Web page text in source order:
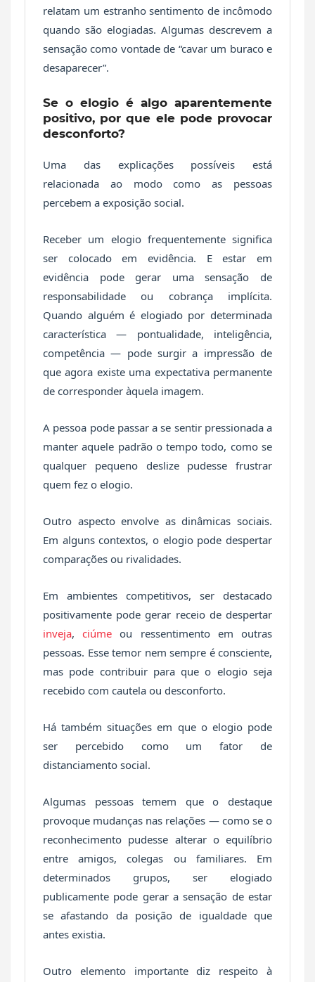
relatam um estranho sentimento de incômodo
quando são elogiadas. Algumas descrevem a
sensação como vontade de “cavar um buraco e
desaparecer”.
Se o elogio é algo aparentemente
positivo, por que ele pode provocar
desconforto?
Uma das explicações possíveis está
relacionada ao modo como as pessoas
percebem a exposição social.
Receber um elogio frequentemente significa
ser colocado em evidência. E estar em
evidência pode gerar uma sensação de
responsabilidade ou cobrança implícita.
Quando alguém é elogiado por determinada
característica — pontualidade, inteligência,
competência — pode surgir a impressão de
que agora existe uma expectativa permanente
de corresponder àquela imagem.
A pessoa pode passar a se sentir pressionada a
manter aquele padrão o tempo todo, como se
qualquer pequeno deslize pudesse frustrar
quem fez o elogio.
Outro aspecto envolve as dinâmicas sociais.
Em alguns contextos, o elogio pode despertar
comparações ou rivalidades.
Em ambientes competitivos, ser destacado
positivamente pode gerar receio de despertar
inveja,ciúme ou ressentimento em outras
pessoas. Esse temor nem sempre é consciente,
mas pode contribuir para que o elogio seja
recebido com cautela ou desconforto.
Há também situações em que o elogio pode
ser percebido como um fator de
distanciamento social.
Algumas pessoas temem que o destaque
provoque mudanças nas relações — como se o
reconhecimento pudesse alterar o equilíbrio
entre amigos, colegas ou familiares. Em
determinados grupos, ser elogiado
publicamente pode gerar a sensação de estar
se afastando da posição de igualdade que
antes existia.
Outro elemento importante diz respeito à